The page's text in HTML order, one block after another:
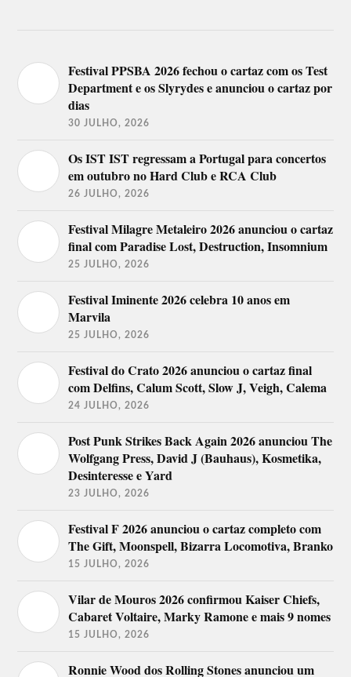
Festival PPSBA 2026 fechou o cartaz com os Test
Department e os Slyrydes e anunciou o cartaz por
dias
30 JULHO, 2026
Os IST IST regressam a Portugal para concertos
em outubro no Hard Club e RCA Club
26 JULHO, 2026
Festival Milagre Metaleiro 2026 anunciou o cartaz
final com Paradise Lost, Destruction, Insomnium
25 JULHO, 2026
Festival Iminente 2026 celebra 10 anos em
Marvila
25 JULHO, 2026
Festival do Crato 2026 anunciou o cartaz final
com Delfins, Calum Scott, Slow J, Veigh, Calema
24 JULHO, 2026
Post Punk Strikes Back Again 2026 anunciou The
Wolfgang Press, David J (Bauhaus), Kosmetika,
Desinteresse e Yard
23 JULHO, 2026
Festival F 2026 anunciou o cartaz completo com
The Gift, Moonspell, Bizarra Locomotiva, Branko
15 JULHO, 2026
Vilar de Mouros 2026 confirmou Kaiser Chiefs,
Cabaret Voltaire, Marky Ramone e mais 9 nomes
15 JULHO, 2026
Ronnie Wood dos Rolling Stones anunciou um